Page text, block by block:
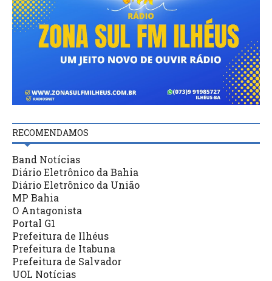
RECOMENDAMOS
Band Notícias
Diário Eletrônico da Bahia
Diário Eletrônico da União
MP Bahia
O Antagonista
Portal G1
Prefeitura de Ilhéus
Prefeitura de Itabuna
Prefeitura de Salvador
UOL Notícias